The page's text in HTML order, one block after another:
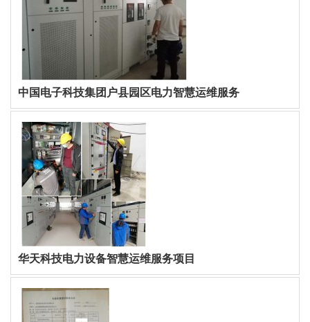
中国电子科技集团户县园区电力智慧运维服务
华天科技电力设备智慧运维服务项目